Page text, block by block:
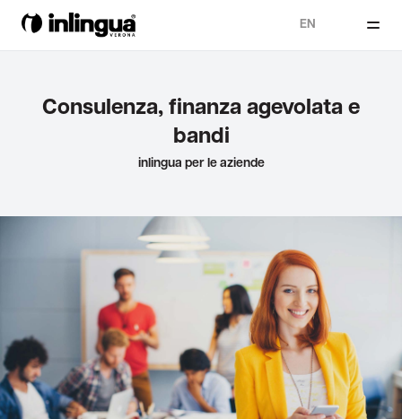
EN
Consulenza, finanza agevolata e
bandi
inlingua per le aziende